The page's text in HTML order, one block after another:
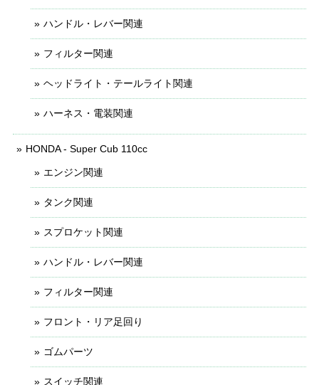
ハンドル・レバー関連
フィルター関連
ヘッドライト・テールライト関連
ハーネス・電装関連
HONDA - Super Cub 110cc
エンジン関連
タンク関連
スプロケット関連
ハンドル・レバー関連
フィルター関連
フロント・リア足回り
ゴムパーツ
スイッチ関連